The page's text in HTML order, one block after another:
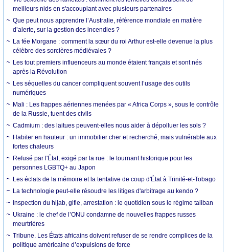
meilleurs nids en s'accouplant avec plusieurs partenaires
Que peut nous apprendre l’Australie, référence mondiale en matière
d’alerte, sur la gestion des incendies ?
La fée Morgane : comment la sœur du roi Arthur est-elle devenue la plus
célèbre des sorcières médiévales ?
Les tout premiers influenceurs au monde étaient français et sont nés
après la Révolution
Les séquelles du cancer compliquent souvent l’usage des outils
numériques
Mali : Les frappes aériennes menées par « Africa Corps », sous le contrôle
de la Russie, tuent des civils
Cadmium : des laitues peuvent-elles nous aider à dépolluer les sols ?
Habiter en hauteur : un immobilier cher et recherché, mais vulnérable aux
fortes chaleurs
Refusé par l'État, exigé par la rue : le tournant historique pour les
personnes LGBTQ+ au Japon
Les éclats de la mémoire et la tentative de coup d'État à Trinité-et-Tobago
La technologie peut-elle résoudre les litiges d'arbitrage au kendo ?
Inspection du hijab, gifle, arrestation : le quotidien sous le régime taliban
Ukraine : le chef de l’ONU condamne de nouvelles frappes russes
meurtrières
Tribune. Les États africains doivent refuser de se rendre complices de la
politique américaine d’expulsions de force